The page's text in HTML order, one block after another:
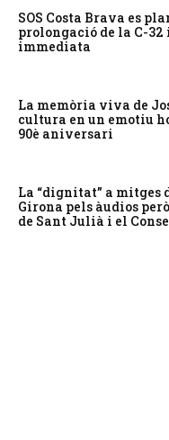
SOS Costa Brava es
prolongació de la C-
immediata
La memòria viva de
cultura en un emotiu
90è aniversari
La “dignitat” a mitges
Girona pels àudios
de Sant Julià i el